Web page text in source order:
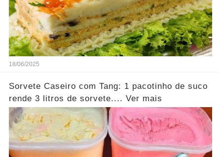
18/06/2025
Sorvete Caseiro com Tang: 1 pacotinho de suco
rende 3 litros de sorvete.... Ver mais